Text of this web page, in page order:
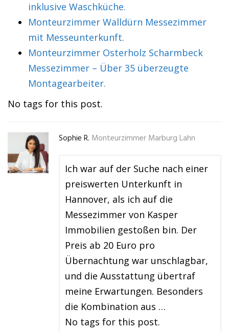
inklusive Waschküche.
Monteurzimmer Walldürn Messezimmer
mit Messeunterkunft.
Monteurzimmer Osterholz Scharmbeck
Messezimmer – Über 35 überzeugte
Montagearbeiter.
No tags for this post.
Sophie R. Monteurzimmer Marburg Lahn
Ich war auf der Suche nach einer
preiswerten Unterkunft in
Hannover, als ich auf die
Messezimmer von Kasper
Immobilien gestoßen bin. Der
Preis ab 20 Euro pro
Übernachtung war unschlagbar,
und die Ausstattung übertraf
meine Erwartungen. Besonders
die Kombination aus …
No tags for this post.